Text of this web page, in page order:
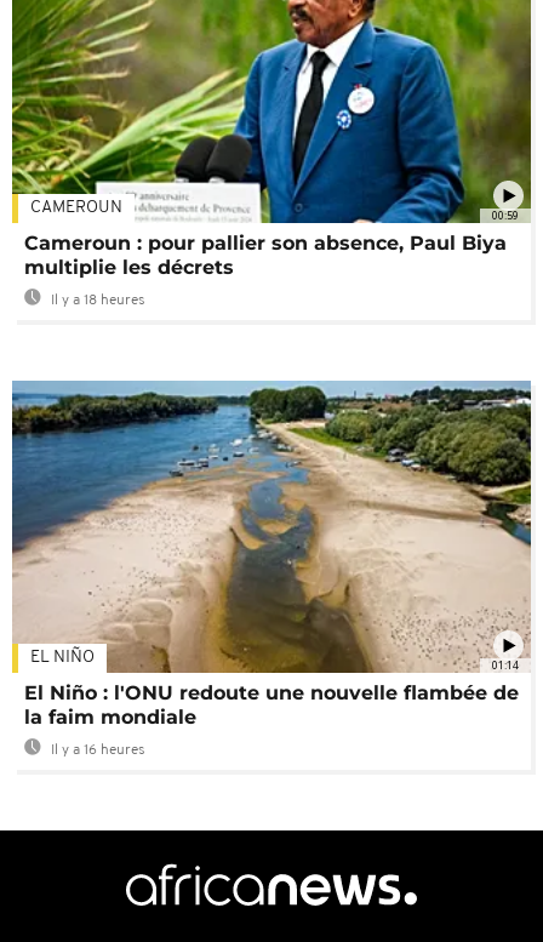
00:59
CAMEROUN
Cameroun : pour pallier son absence, Paul Biya
multiplie les décrets
Il y a 18 heures
01:14
EL NIÑO
El Niño : l'ONU redoute une nouvelle flambée de
la faim mondiale
Il y a 16 heures